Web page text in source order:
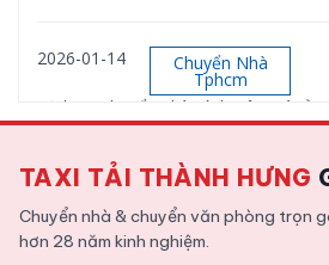
2026-01-14 Chuyển Nhà
Tphcm
Dịch vụ chuyển nhà Bình Tân giá rẻ,
2026-01-12 Chuyển Nhà
Dịch vụ chuyển nhà trọn gói Quận 9
TAXI TẢI THÀNH HƯNG
Chuyển nhà & chuyển văn phòng trọn
hơn 28 năm kinh nghiệm.